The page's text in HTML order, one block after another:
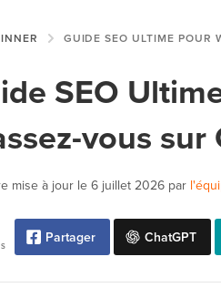
GUIDE SEO ULTIME POUR WORDPRESS :
SEO
vous
mise à jour le 6 juillet 2026 par
Partager ChatGPT